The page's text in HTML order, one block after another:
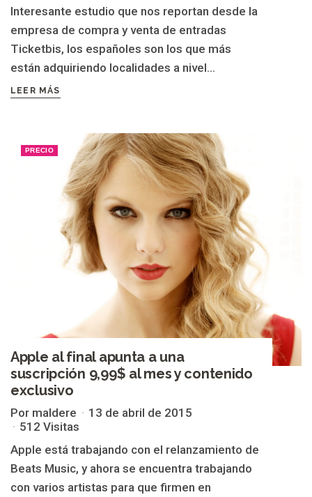
Interesante estudio que nos reportan desde la
empresa de compra y venta de entradas
Ticketbis, los españoles son los que más
están adquiriendo localidades a nivel...
LEER MÁS
PRECIO
Apple al final apunta a una
suscripción 9,99$ al mes y contenido
exclusivo
Por maldere
13 de abril de 2015
512 Visitas
Apple está trabajando con el relanzamiento de
Beats Music, y ahora se encuentra trabajando
con varios artistas para que firmen en